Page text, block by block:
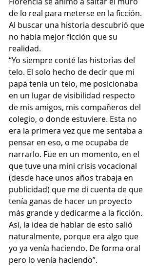
de lo real para meterse en la ficción.
Al buscar una historia descubrió que
no había mejor ficción que su
realidad.
“Yo siempre conté las historias del
telo. El solo hecho de decir que mi
papá tenía un telo, me posicionaba
en un lugar de visibilidad respecto
de mis amigos, mis compañeros del
colegio, o donde estuviere. Esta no
era la primera vez que me sentaba a
pensar en eso, o me ocupaba de
narrarlo. Fue en un momento, en el
que tuve una mini crisis vocacional
(desde hace unos años trabaja en
publicidad) que me di cuenta de que
tenía ganas de hacer un proyecto
más grande y dedicarme a la ficción.
Así, la idea de hablar de esto salió
naturalmente, porque era algo que
yo ya venía haciendo. De forma oral
pero lo venía haciendo”.